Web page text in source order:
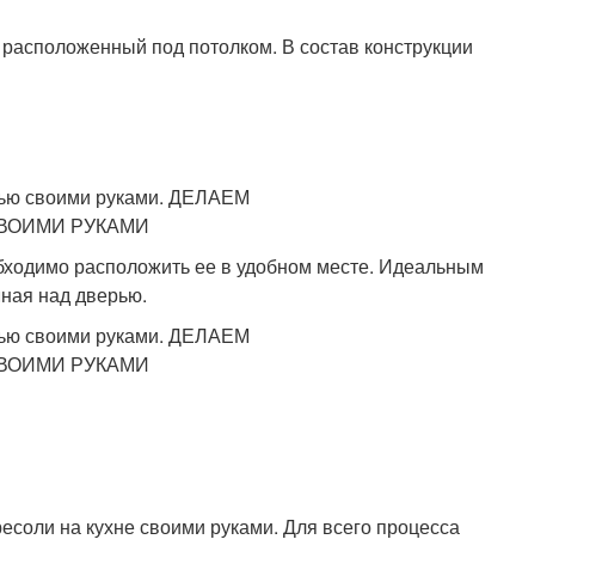
под потолком. В состав конструкции
расположить ее в удобном месте. Идеальным
над дверью.
на кухне своими руками. Для всего процесса